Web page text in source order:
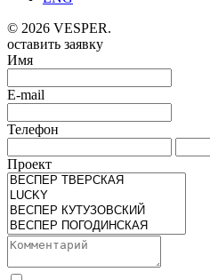
© 2026 VESPER.
оставить заявку
Имя
E-mail
Телефон
Проект